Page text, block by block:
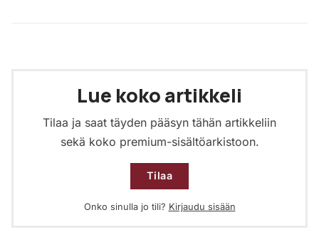
Lue koko artikkeli
Tilaa ja saat täyden pääsyn tähän artikkeliin
sekä koko premium-sisältöarkistoon.
Tilaa
Onko sinulla jo tili? Kirjaudu sisään